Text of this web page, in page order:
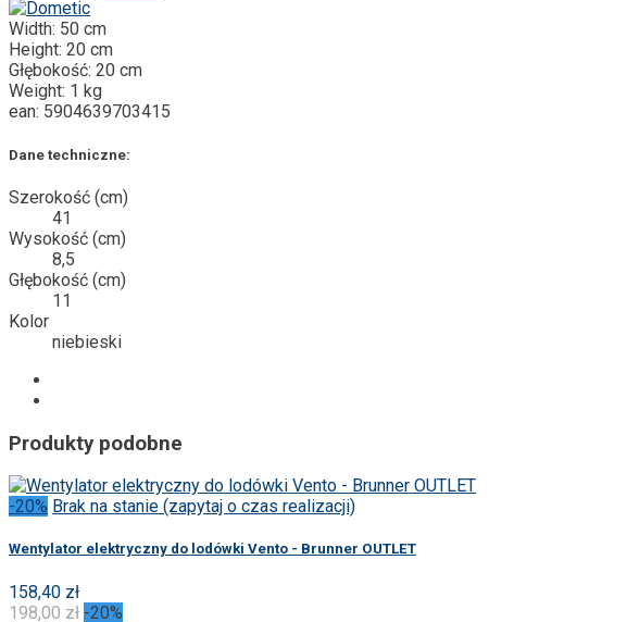
Width: 50 cm
Height: 20 cm
Głębokość: 20 cm
Weight: 1 kg
ean: 5904639703415
Dane techniczne:
Szerokość (cm)
41
Wysokość (cm)
8,5
Głębokość (cm)
11
Kolor
niebieski
Produkty podobne
-20% Brak na stanie (zapytaj o czas realizacji)
Wentylator elektryczny do lodówki Vento - Brunner OUTLET
158,40 zł
198,00 zł -20%